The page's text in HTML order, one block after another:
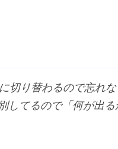
切り替わるので忘れ
てるので「何が出る